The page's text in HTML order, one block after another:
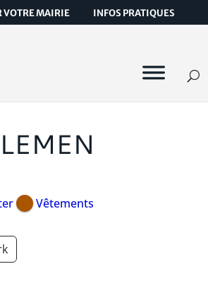
VOTRE MAIRIE INFOS PRATIQUES
Vêtements